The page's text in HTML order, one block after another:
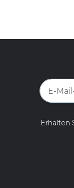
Erhalten